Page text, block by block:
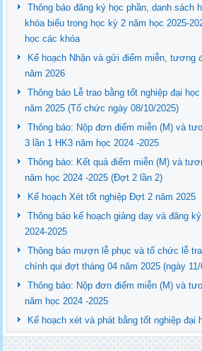
Thông báo đăng ký học phần, danh sách
khóa biểu trong học kỳ 2 năm học 2025-
học các khóa
Kế hoạch Nhận và gửi điểm miễn, tương
năm 2026
Thông báo Lễ trao bằng tốt nghiệp đại
năm 2025 (Tổ chức ngày 08/10/2025)
Thông báo: Nộp đơn điểm miễn (M) và
3 lần 1 HK3 năm học 2024 -2025
Thông báo: Kết quả điểm miễn (M) và
năm học 2024 -2025 (Đợt 2 lần 2)
Kế hoạch Xét tốt nghiệp Đợt 2 năm 2025
Thông báo kế hoạch giảng dạy và đăng
2024-2025
Thông báo mượn lễ phục và tổ chức lễ
chính qui đợt tháng 04 năm 2025 (ngày 11/
Thông báo: Nộp đơn điểm miễn (M) và
năm học 2024 -2025
Kế hoạch xét và phát bằng tốt nghiệp đại